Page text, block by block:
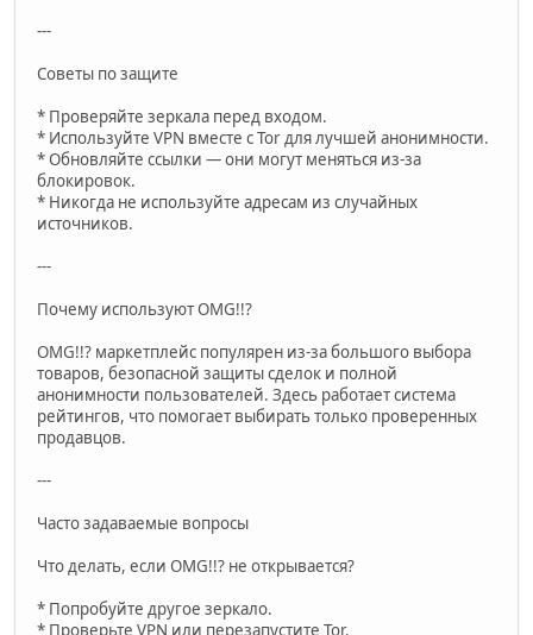
---
Советы по защите
* Проверяйте зеркала перед входом.
* Используйте VPN вместе с Tor для лучшей анонимности.
* Обновляйте ссылки — они могут меняться из-за
блокировок.
* Никогда не используйте адресам из случайных
источников.
---
Почему используют OMG!!?
OMG!!? маркетплейс популярен из-за большого выбора
товаров, безопасной защиты сделок и полной
анонимности пользователей. Здесь работает система
рейтингов, что помогает выбирать только проверенных
продавцов.
---
Часто задаваемые вопросы
Что делать, если OMG!!? не открывается?
* Попробуйте другое зеркало.
* Проверьте VPN или перезапустите Tor.